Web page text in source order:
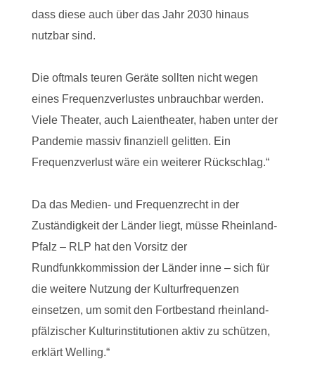
dass diese auch über das Jahr 2030 hinaus
nutzbar sind.
Die oftmals teuren Geräte sollten nicht wegen
eines Frequenzverlustes unbrauchbar werden.
Viele Theater, auch Laientheater, haben unter der
Pandemie massiv finanziell gelitten. Ein
Frequenzverlust wäre ein weiterer Rückschlag.“
Da das Medien- und Frequenzrecht in der
Zuständigkeit der Länder liegt, müsse Rheinland-
Pfalz – RLP hat den Vorsitz der
Rundfunkkommission der Länder inne – sich für
die weitere Nutzung der Kulturfrequenzen
einsetzen, um somit den Fortbestand rheinland-
pfälzischer Kulturinstitutionen aktiv zu schützen,
erklärt Welling.“